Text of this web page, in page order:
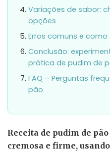
Variações de sabor:
opções
Erros comuns e
Conclusão:
prática de pudim de
FAQ – Perguntas
pão
Receita de pudim de
cremosa e firme,